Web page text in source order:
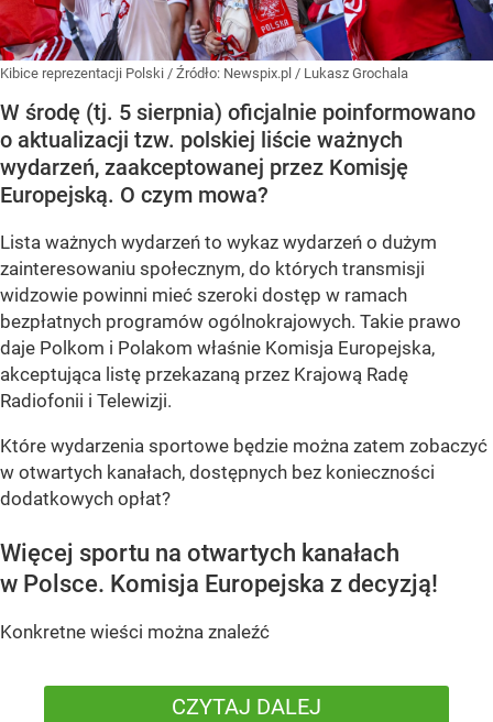
Kibice reprezentacji Polski / Źródło: Newspix.pl / Lukasz Grochala
W środę (tj. 5 sierpnia) oficjalnie poinformowano
o aktualizacji tzw. polskiej liście ważnych
wydarzeń, zaakceptowanej przez Komisję
Europejską. O czym mowa?
Lista ważnych wydarzeń to wykaz wydarzeń o dużym
zainteresowaniu społecznym, do których transmisji
widzowie powinni mieć szeroki dostęp w ramach
bezpłatnych programów ogólnokrajowych. Takie prawo
daje Polkom i Polakom właśnie Komisja Europejska,
akceptująca listę przekazaną przez Krajową Radę
Radiofonii i Telewizji.
Które wydarzenia sportowe będzie można zatem zobaczyć
w otwartych kanałach, dostępnych bez konieczności
dodatkowych opłat?
Więcej sportu na otwartych kanałach
w Polsce. Komisja Europejska z decyzją!
Konkretne wieści można znaleźć
CZYTAJ DALEJ